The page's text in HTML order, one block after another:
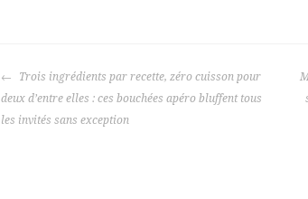
NAVIGATION
DES
ARTICLES
Trois ingrédients par recette, zéro cuisson pour
deux d’entre elles : ces bouchées apéro bluffent tous
les invités sans exception